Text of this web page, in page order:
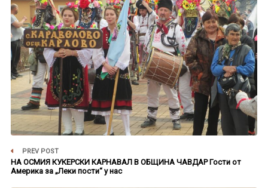
PREV POST
НА ОСМИЯ КУКЕРСКИ КАРНАВАЛ В ОБЩИНА ЧАВДАР Гости от
Америка за „Леки пости“ у нас